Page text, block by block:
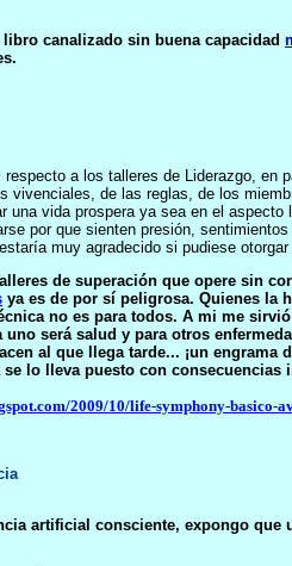
canalizado sin buena capacidad
a los talleres de Liderazgo,
vivenciales, de las reglas, de los
una vida prospera ya sea en el
por que sienten presión,
muy agradecido si pudiese
de superación que opere sin
ya es de por sí peligrosa. Quienes la
no es para todos. A mi me
será salud y para otros
al que llega tarde... ¡un
lo lleva puesto con
2009/10/life-symphony-basico-
artificial consciente, expongo